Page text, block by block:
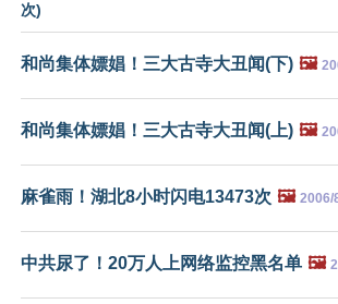
次)
和尚集体嫖娼！三大古寺大丑闻(下) 🖼️
和尚集体嫖娼！三大古寺大丑闻(上) 🖼️
麻雀雨！湖北8小时闪电13473次 🖼️ 2006/
中共尿了！20万人上网络监控黑名单 🖼️